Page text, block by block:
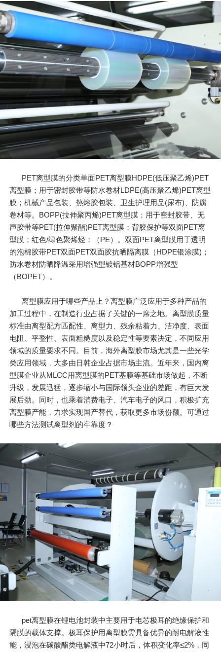
PET离型膜的分类单面PET离型膜HDPE(低压聚乙烯)PET
离型膜；用于密封胶带等防水卷材LDPE(高压聚乙烯)PET离型
膜；机械产品包装、热熔胶包装、卫生护理用品(尿布)、防腐
卷材等。BOPP(拉伸聚丙烯)PET离型膜；用于密封胶带、无
声胶带等PET(拉伸聚酯)PET离型膜；背胶保护等双面PET离
型膜；红色/绿色聚烯烃；（PE）。双面PET离型膜用于透明
的泡棉胶带PET双面PET双面胶抗晒隔离膜（HDPE银涂膜)；
防水卷材防晒降温采用增强型镀铝基材BOPP增强型
（BOPET）。
离型膜应用于哪些产品上？离型膜广泛应用于多种产品的
加工过程中，在制造行业占据了关键的一席之地。离型膜质量
标准由离型配方匹配性、离型力、残余粘着力、洁净度、表面
电阻、平整性、表面粗糙度以及稳定性等要素决定，不同应用
领域的质量要求不同。目前，海外离型膜市场尤其是一些光学
类应用领域，大多由日韩企业占据市场主流。近年来，国内离
型膜企业从MLCC用离型膜的PET基膜等基础市场做起，不断
升级，发展迅猛，逐步缩小与国际领头企业的差距，有巨大发
展后劲。同时，也乘着消费电子、汽车电子的风口，积极扩充
离型膜产能，力求实现国产替代，获取更多市场份额。可通过
哪些方法测试离型剂的牢靠度？
pet离型膜在锂电池封装中主要用于电芯极耳的绝缘保护和
隔膜的载体支撑。极耳保护用离型膜需具备优异的耐电解液性
能，浸泡在碳酸酯类电解液中72小时后，体积变化率≤2%，同